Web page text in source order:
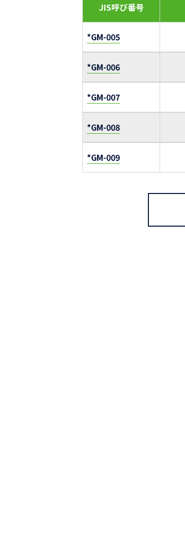
JIS呼び番号
*GM-005
*GM-006
*GM-007
*GM-008
*GM-009